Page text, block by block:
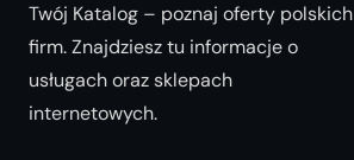
Twój Katalog – poznaj oferty polskich
firm. Znajdziesz tu informacje o
usługach oraz sklepach
internetowych.